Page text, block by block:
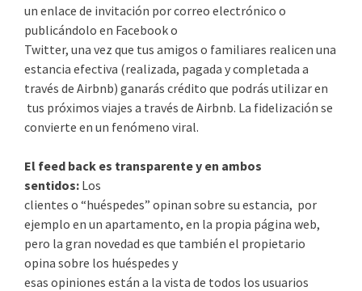
un enlace de invitación por correo electrónico o
publicándolo en Facebook o
Twitter, una vez que tus amigos o familiares realicen una
estancia efectiva (realizada, pagada y completada a
través de Airbnb) ganarás crédito que podrás utilizar en
tus próximos viajes a través de Airbnb. La fidelización se
convierte en un fenómeno viral.
El feed back es transparente y en ambos
sentidos: Los
clientes o “huéspedes” opinan sobre su estancia, por
ejemplo en un apartamento, en la propia página web,
pero la gran novedad es que también el propietario
opina sobre los huéspedes y
esas opiniones están a la vista de todos los usuarios